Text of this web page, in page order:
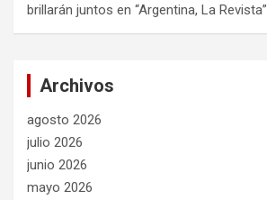
brillarán juntos en “Argentina, La Revista”
Archivos
agosto 2026
julio 2026
junio 2026
mayo 2026